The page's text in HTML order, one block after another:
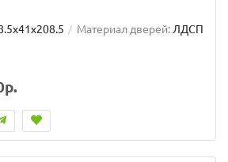
Материал дверей: ЛДСП